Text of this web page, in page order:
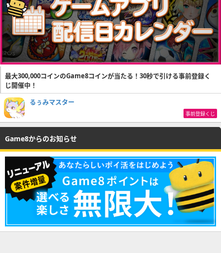
最大300,000コインのGame8コインが当たる！30秒で引ける事前登録く
じ開催中！
るぅみマスター
事前登録くじ
Game8からのお知らせ